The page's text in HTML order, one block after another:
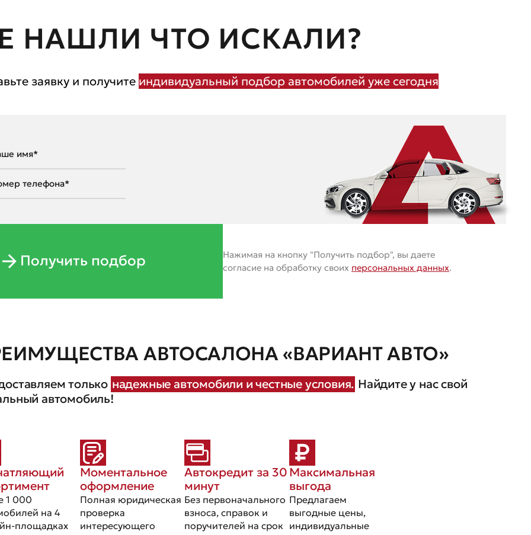
НАШЛИ ЧТО ИСКАЛИ?
заявку и получите индивидуальный подбор автомобилей уже сегодня
Получить подбор
Нажимая на кнопку "Получить подбор", вы даете
согласие на обработку своих персональных данных.
АВТОСАЛОНА «ВАРИАНТ АВТО»
только надежные автомобили и честные условия. Найдите у нас свой
автомобиль!
1 000
на 4
площадках
Моментальное
оформление
Полная юридическая
проверка
интересующего
Автокредит за 30
минут
Без первоначального
взноса, справок и
поручителей на срок
Максимальная
выгода
Предлагаем
выгодные цены,
индивидуальные